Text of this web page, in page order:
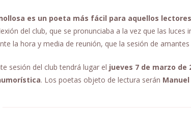
es un poeta más fácil para aquellos
del club, que se pronunciaba a la vez que las
la hora y media de reunión, que la sesión de
sesión del club tendrá lugar el jueves 7 de marzo de
. Los poetas objeto de lectura serán